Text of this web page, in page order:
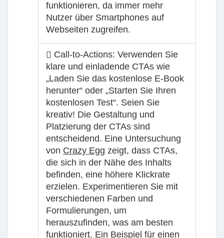
funktionieren, da immer mehr
Nutzer über Smartphones auf
Webseiten zugreifen.
Call-to-Actions: Verwenden Sie
klare und einladende CTAs wie
„Laden Sie das kostenlose E-Book
herunter“ oder „Starten Sie Ihren
kostenlosen Test“. Seien Sie
kreativ! Die Gestaltung und
Platzierung der CTAs sind
entscheidend. Eine Untersuchung
von Crazy Egg zeigt, dass CTAs,
die sich in der Nähe des Inhalts
befinden, eine höhere Klickrate
erzielen. Experimentieren Sie mit
verschiedenen Farben und
Formulierungen, um
herauszufinden, was am besten
funktioniert. Ein Beispiel für einen